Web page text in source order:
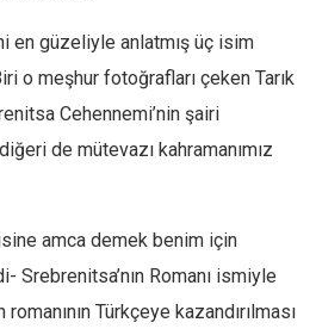
en güzeliyle anlatmış üç isim
o meşhur fotoğrafları çeken Tarık
Cehennemi’nin şairi
de mütevazı kahramanımız
amca demek benim için
Srebrenitsa’nın Romanı ismiyle
Türkçeye kazandırılması